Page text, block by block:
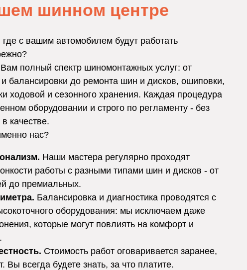
шинном центре
с вашим автомобилем будут работать
полный спектр шиномонтажных услуг: от
балансировки до ремонта шин и дисков, ошиповки,
ходовой и сезонного хранения. Каждая процедура
оборудовании и строго по регламенту - без
качестве.
нас?
Наши мастера регулярно проходят
работы с разными типами шин и дисков - от
до премиальных.
Балансировка и диагностика проводятся с
оборудования: мы исключаем даже
которые могут повлиять на комфорт и
Стоимость работ оговаривается заранее,
Вы всегда будете знать, за что платите.